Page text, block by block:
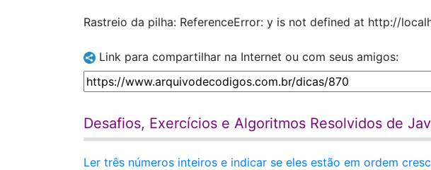
Rastreio da pilha: ReferenceError: y is not defined at http://
Link para compartilhar na Internet ou com seus amigos:
Desafios, Exercícios e Algoritmos Resolvidos de
Ler três números inteiros e indicar se eles estão em ordem